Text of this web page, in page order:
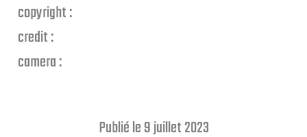
copyright :
credit :
camera :
Publié le 9 juillet 2023